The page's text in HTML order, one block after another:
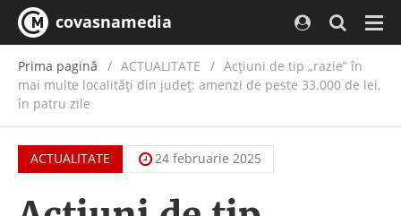
covasnamedia
Prima pagină ACTUALITATE / Acțiuni de tip „razie” în
mai multe localități din județ: amenzi de peste 33.000 de lei,
în patru zile
ACTUALITATE 24 februarie 2025